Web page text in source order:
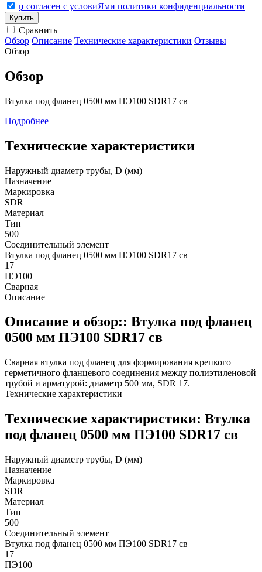
џ согласен с условиЯми политики конфиденциальности
Сравнить
Обзор Описание Технические характеристики Отзывы
Обзор
Обзор
Втулка под фланец 0500 мм ПЭ100 SDR17 св
Подробнее
Технические характеристики
Наружный диаметр трубы, D (мм)
Назначение
Маркировка
SDR
Материал
Тип
500
Соединительный элемент
Втулка под фланец 0500 мм ПЭ100 SDR17 св
17
ПЭ100
Сварная
Описание
Описание и обзор:: Втулка под фланец
0500 мм ПЭ100 SDR17 св
Сварная втулка под фланец для формирования крепкого
герметичного фланцевого соединения между полиэтиленовой
трубой и арматурой: диаметр 500 мм, SDR 17.
Технические характеристики
Технические характиристики: Втулка
под фланец 0500 мм ПЭ100 SDR17 св
Наружный диаметр трубы, D (мм)
Назначение
Маркировка
SDR
Материал
Тип
500
Соединительный элемент
Втулка под фланец 0500 мм ПЭ100 SDR17 св
17
ПЭ100